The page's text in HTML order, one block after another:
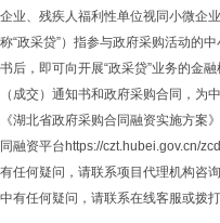
企业、残疾人福利性单位视同小微企
称“政采贷”）指参与政府采购活动的
书后，即可向开展“政采贷”业务的金
（成交）通知书和政府采购合同，为
《湖北省政府采购合同融资实施方案
同融资平台https://czt.hubei.gov.cn/
有任何疑问，请联系项目代理机构咨
中有任何疑问，请联系在线客服或拨